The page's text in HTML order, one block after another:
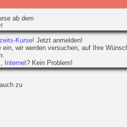
ab dem
Kurse! Jetzt anmelden!
wir werden versuchen, auf Ihre
Internet? Kein Problem!
zu